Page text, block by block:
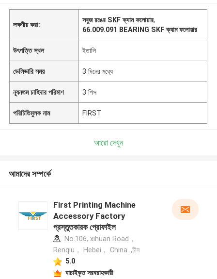
লক্ষণীয় করা:
সবুজ রঙের SKF ক্যাম ফলোয়ার,
66.009.091 BEARING SKF ক্যাম ফলোয়ার
উৎপত্তি স্থল ইতালি
ডেলিভারি সময় 3 দিনের মধ্যে
ন্যূনতম চাহিদার পরিমাণ 3 পিস
পরিচিতিমুলক নাম FIRST
আরো দেখুন
আমাদের সম্পর্কে
First Printing Machine
Accessory Factory
প্রস্তুতকারক প্রোফাইল
No.106, xihuan Road，
Renqiu， Hebei， China. ,চীন
5.0
যাচাইকৃত সরবরাহকারী